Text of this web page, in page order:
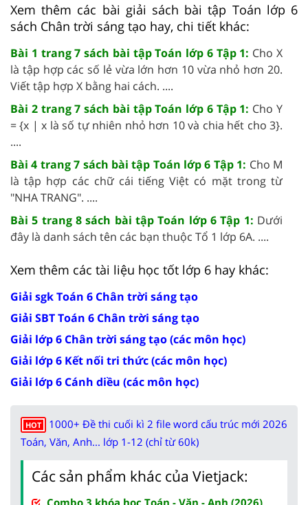
Xem thêm các bài giải sách bài tập Toán lớp 6
sách Chân trời sáng tạo hay, chi tiết khác:
Bài 1 trang 7 sách bài tập Toán lớp 6 Tập 1: Cho X
là tập hợp các số lẻ vừa lớn hơn 10 vừa nhỏ hơn 20.
Viết tập hợp X bằng hai cách. ....
Bài 2 trang 7 sách bài tập Toán lớp 6 Tập 1: Cho Y
= {x | x là số tự nhiên nhỏ hơn 10 và chia hết cho 3}.
....
Bài 4 trang 7 sách bài tập Toán lớp 6 Tập 1: Cho M
là tập hợp các chữ cái tiếng Việt có mặt trong từ
"NHA TRANG". ....
Bài 5 trang 8 sách bài tập Toán lớp 6 Tập 1: Dưới
đây là danh sách tên các bạn thuộc Tổ 1 lớp 6A. ....
Xem thêm các tài liệu học tốt lớp 6 hay khác:
Giải sgk Toán 6 Chân trời sáng tạo
Giải SBT Toán 6 Chân trời sáng tạo
Giải lớp 6 Chân trời sáng tạo (các môn học)
Giải lớp 6 Kết nối tri thức (các môn học)
Giải lớp 6 Cánh diều (các môn học)
HOT
1000+ Đề thi cuối kì 2 file word cấu trúc mới 2026
Toán, Văn, Anh... lớp 1-12 (chỉ từ 60k)
Các sản phẩm khác của Vietjack:
Combo 3 khóa học Toán - Văn - Anh (2026)